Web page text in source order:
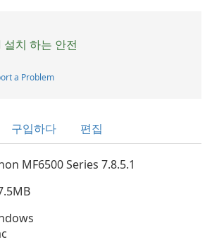
설치 하는 안전
a Problem
구입하다 편집
MF6500 Series 7.8.5.1